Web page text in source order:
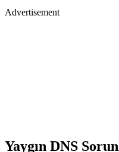
Advertisement
Yaygın DNS